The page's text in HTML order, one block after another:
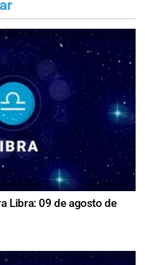
Libra: 09 de agosto de